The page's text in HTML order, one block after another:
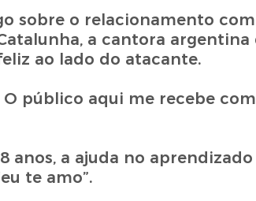
sobre o relacionamento
a cantora argentina
ao lado do atacante.
público aqui me recebe
anos, a ajuda no
te amo”.